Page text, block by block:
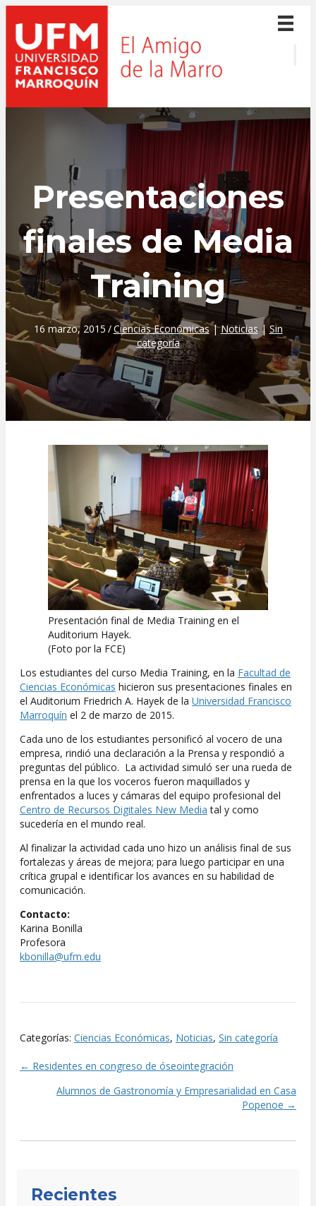
Presentaciones
finales de Media
Training
16 marzo, 2015 /Ciencias Económicas|Noticias|Sin
categoría
Presentación final de Media Training en el
Auditorium Hayek.
(Foto por la FCE)
Los estudiantes del curso Media Training, en la Facultad de
Ciencias Económicas hicieron sus presentaciones finales en
el Auditorium Friedrich A. Hayek de la Universidad Francisco
Marroquín el 2 de marzo de 2015.
Cada uno de los estudiantes personificó al vocero de una
empresa, rindió una declaración a la Prensa y respondió a
preguntas del público. La actividad simuló ser una rueda de
prensa en la que los voceros fueron maquillados y
enfrentados a luces y cámaras del equipo profesional del
Centro de Recursos Digitales New Media tal y como
sucedería en el mundo real.
Al finalizar la actividad cada uno hizo un análisis final de sus
fortalezas y áreas de mejora; para luego participar en una
crítica grupal e identificar los avances en su habilidad de
comunicación.
Contacto:
Karina Bonilla
Profesora
kbonilla@ufm.edu
Categorías: Ciencias Económicas, Noticias, Sin categoría
Posts
navigation
← Residentes en congreso de óseointegración
Alumnos de Gastronomía y Empresarialidad en Casa
Popenoe →
Recientes